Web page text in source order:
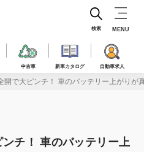
中古車 新車カタログ 自動車求人
検索 MENU
開で大ピンチ！ 車のバッテリー上がりが
チ！ 車のバッテリー上